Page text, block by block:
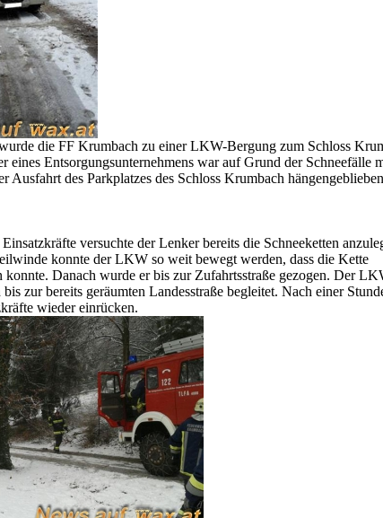
die FF Krumbach zu einer LKW-Bergung zum Schloss
eines Entsorgungsunternehmens war auf Grund der Schneefälle
Ausfahrt des Parkplatzes des Schloss Krumbach
versuchte der Lenker bereits die Schneeketten
konnte der LKW so weit bewegt werden, dass die Kette
konnte. Danach wurde er bis zur Zufahrtsstraße gezogen. Der
zur bereits geräumten Landesstraße begleitet. Nach einer
wieder einrücken.